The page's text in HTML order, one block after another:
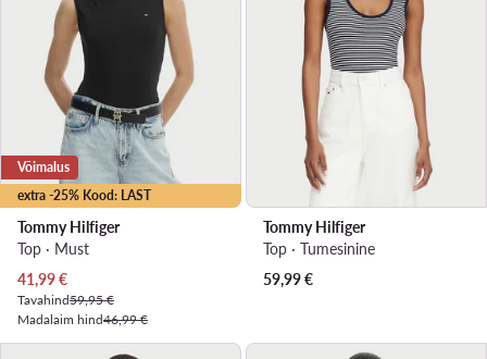
extra -25% Kood: LAST
Võimalus
Tommy Hilfiger
Top · Must
Praegune hind
41,99€
Tavahind59,95 €
Madalaim hind46,99 €
Tommy Hilfiger
Top · Tumesinine
59,99€